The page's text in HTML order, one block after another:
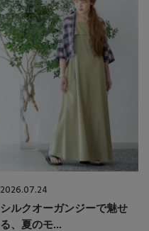
2026.07.24
シルクオーガンジーで魅せ
る、夏のモ...